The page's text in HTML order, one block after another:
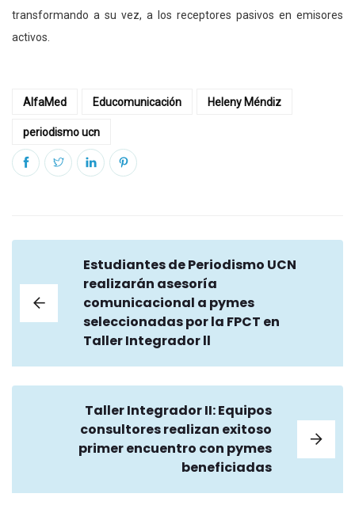
transformando a su vez, a los receptores pasivos en emisores
activos.
AlfaMed Educomunicación Heleny Méndiz
periodismo ucn
Estudiantes de Periodismo UCN
realizarán asesoría
comunicacional a pymes
seleccionadas por la FPCT en
Taller Integrador ll
Taller Integrador II: Equipos
consultores realizan exitoso
primer encuentro con pymes
beneficiadas